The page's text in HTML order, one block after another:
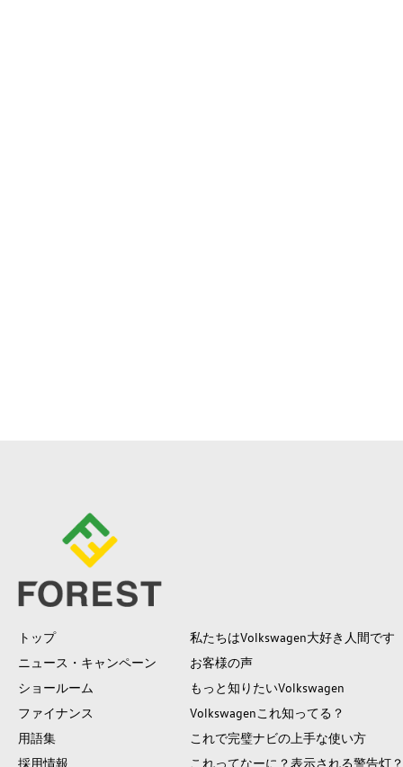
トップ
ニュース・キャンペーン
ショールーム
ファイナンス
用語集
採用情報
私たちはVolkswagen大好き人間です
お客様の声
もっと知りたいVolkswagen
Volkswagenこれ知ってる？
これで完璧ナビの上手な使い方
これってなーに？表示される警告灯？